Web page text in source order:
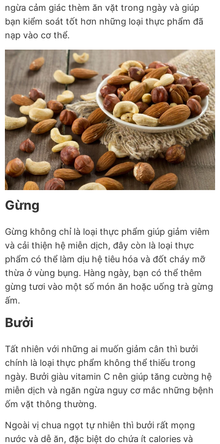
ngừa cảm giác thèm ăn vặt trong ngày và giúp
bạn kiểm soát tốt hơn những loại thực phẩm đã
nạp vào cơ thể.
Gừng
Gừng không chỉ là loại thực phẩm giúp giảm viêm
và cải thiện hệ miễn dịch, đây còn là loại thực
phẩm có thể làm dịu hệ tiêu hóa và đốt cháy mỡ
thừa ở vùng bụng. Hàng ngày, bạn có thể thêm
gừng tươi vào một số món ăn hoặc uống trà gừng
ấm.
Bưởi
Tất nhiên với những ai muốn giảm cân thì bưởi
chính là loại thực phẩm không thể thiếu trong
ngày. Bưởi giàu vitamin C nên giúp tăng cường hệ
miễn dịch và ngăn ngừa nguy cơ mắc những bệnh
ốm vặt thông thường.
Ngoài vị chua ngọt tự nhiên thì bưởi rất mọng
nước và dễ ăn, đặc biệt do chứa ít calories và